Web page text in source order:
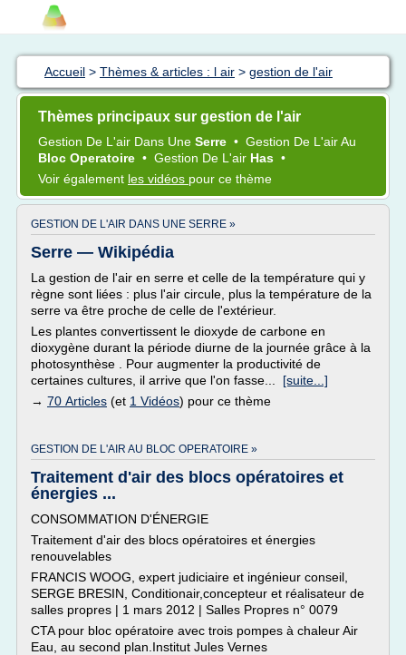
Accueil > Thèmes & articles : l air > gestion de l'air
Thèmes principaux sur gestion de l'air
Gestion De L'air Dans Une Serre • Gestion De L'airAu
Bloc Operatoire • Gestion De L'air Has •
Voir également les vidéos pour ce thème
GESTION DE L'AIR DANS UNE SERRE »
Serre — Wikipédia
La gestion de l'air en serre et celle de la température qui y
règne sont liées : plus l'air circule, plus la température de la
serre va être proche de celle de l'extérieur.
Les plantes convertissent le dioxyde de carbone en
dioxygène durant la période diurne de la journée grâce à la
photosynthèse . Pour augmenter la productivité de
certaines cultures, il arrive que l'on fasse... [suite...]
→ 70 Articles (et 1 Vidéos) pour ce thème
GESTION DE L'AIR AU BLOC OPERATOIRE »
Traitement d'air des blocs opératoires et
énergies ...
CONSOMMATION D'ÉNERGIE
Traitement d'air des blocs opératoires et énergies
renouvelables
FRANCIS WOOG, expert judiciaire et ingénieur conseil,
SERGE BRESIN, Conditionair,concepteur et réalisateur de
salles propres | 1 mars 2012 | Salles Propres n° 0079
CTA pour bloc opératoire avec trois pompes à chaleur Air
Eau, au second plan.Institut Jules Vernes